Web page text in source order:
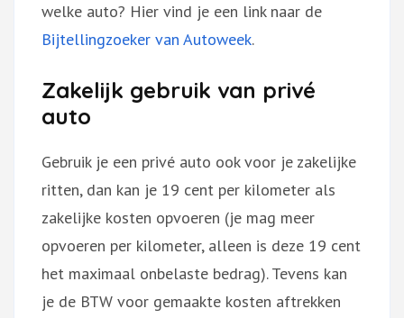
welke auto? Hier vind je een link naar de
Bijtellingzoeker van Autoweek.
Zakelijk gebruik van privé
auto
Gebruik je een privé auto ook voor je zakelijke
ritten, dan kan je 19 cent per kilometer als
zakelijke kosten opvoeren (je mag meer
opvoeren per kilometer, alleen is deze 19 cent
het maximaal onbelaste bedrag). Tevens kan
je de BTW voor gemaakte kosten aftrekken